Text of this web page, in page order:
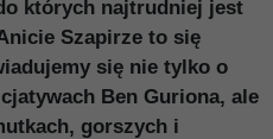
których najtrudniej jest
Szapirze to się
się nie tylko o
Ben Guriona, ale
gorszych i